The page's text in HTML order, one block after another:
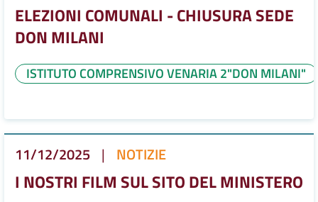
ELEZIONI COMUNALI - CHIUSURA SEDE
DON MILANI
ISTITUTO COMPRENSIVO VENARIA 2"DON MILANI"
11/12/2025 | NOTIZIE
I NOSTRI FILM SUL SITO DEL MINISTERO